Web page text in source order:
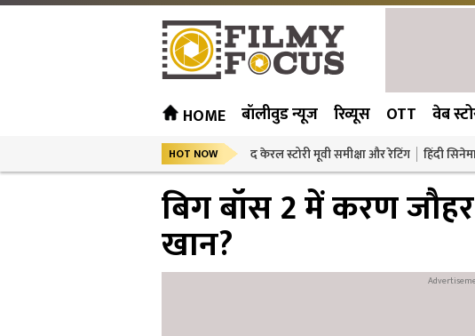
HOME बॉलीवुड न्यूज रिव्यूस OTT वेब
HOT NOW द केरल स्टोरी मूवी समीक्षा और रेटिंग हिंदी
बिग बॉस 2 में करण
खान?